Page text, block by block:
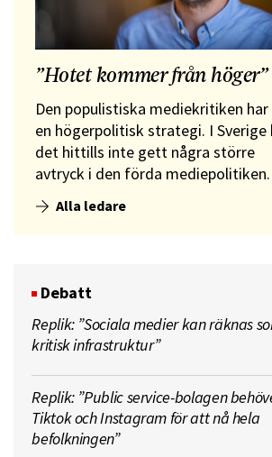
”Hotet kommer från höger”
Den populistiska mediekritiken
en högerpolitisk strategi. I Sverige
det hittills inte gett några större
avtryck i den förda mediepolitiken.
Alla ledare
Debatt
Replik: ”Sociala medier kan räknas
kritisk infrastruktur”
Replik: ”Public service-bolagen
Tiktok och Instagram för att nå hela
befolkningen”